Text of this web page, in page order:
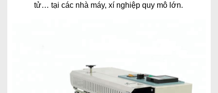
tử… tại các nhà máy, xí nghiệp quy mô lớn.